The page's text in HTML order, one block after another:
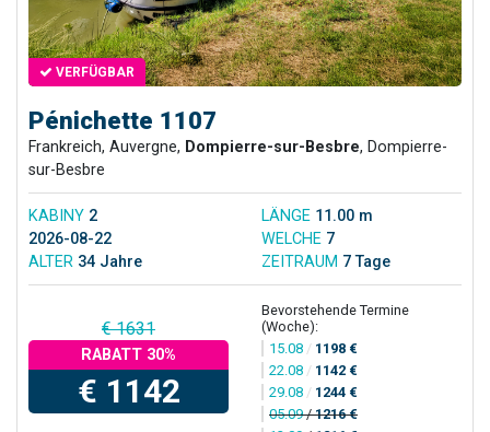
VERFÜGBAR
Pénichette 1107
Frankreich, Auvergne, Dompierre-sur-Besbre, Dompierre-
sur-Besbre
KABINY 2 LÄNGE 11.00 m
2026-08-22
WELCHE 7
ALTER 34 Jahre ZEITRAUM 7 Tage
€ 1631
RABATT 30%
€ 1142
Bevorstehende Termine
(Woche):
15.08 / 1198 €
22.08 / 1142 €
29.08 / 1244 €
05.09/1216 €